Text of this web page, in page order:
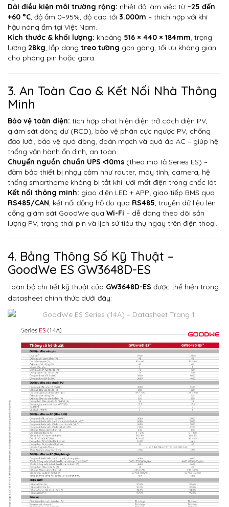
Dải điều kiện môi trường rộng: nhiệt độ làm việc từ –25 đến
+60 °C, độ ẩm 0–95%, độ cao tới 3.000m – thích hợp với khí
hậu nóng ẩm tại Việt Nam.
Kích thước & khối lượng: khoảng 516 × 440 × 184mm, trọng
lượng 28kg, lắp dạng treo tường gọn gàng, tối ưu không gian
cho phòng pin hoặc gara.
3. An Toàn Cao & Kết Nối Nhà Thông
Minh
Bảo vệ toàn diện: tích hợp phát hiện điện trở cách điện PV,
giám sát dòng dư (RCD), bảo vệ phân cực ngược PV, chống
đảo lưới, bảo vệ quá dòng, đoản mạch và quá áp AC – giúp hệ
thống vận hành ổn định, an toàn.
Chuyển nguồn chuẩn UPS <10ms (theo mô tả Series ES) –
đảm bảo thiết bị nhạy cảm như router, máy tính, camera, hệ
thống smarthome không bị tắt khi lưới mất điện trong chốc lát.
Kết nối thông minh: giao diện LED + APP; giao tiếp BMS qua
RS485/CAN, kết nối đồng hồ đo qua RS485, truyền dữ liệu lên
cổng giám sát GoodWe qua Wi-Fi – dễ dàng theo dõi sản
lượng PV, trạng thái pin và lịch sử tiêu thụ ngay trên điện thoại.
4. Bảng Thông Số Kỹ Thuật –
GoodWe ES GW3648D-ES
Toàn bộ chi tiết kỹ thuật của GW3648D-ES được thể hiện trong
datasheet chính thức dưới đây: